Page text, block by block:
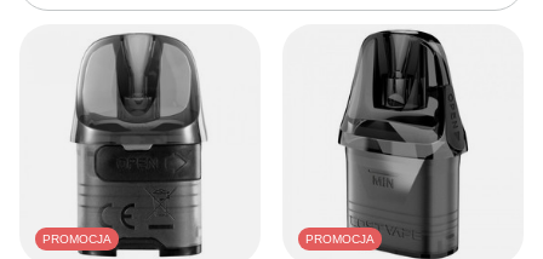
PROMOCJA PROMOCJA